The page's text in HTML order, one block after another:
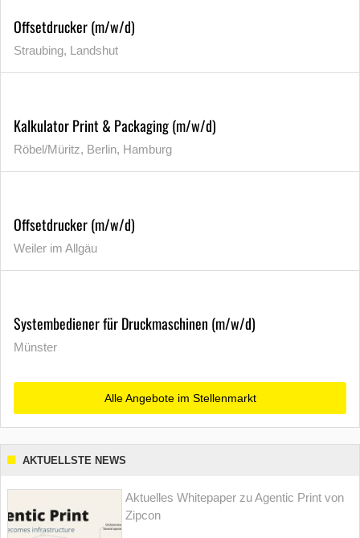
Offsetdrucker (m/w/d)
Straubing, Landshut
Kalkulator Print & Packaging (m/w/d)
Röbel/Müritz, Berlin, Hamburg
Offsetdrucker (m/w/d)
Weiler im Allgäu
Systembediener für Druckmaschinen (m/w/d)
Münster
Alle Angebote im Stellenmarkt
AKTUELLSTE NEWS
Aktuelles Whitepaper zu Agentic Print von
Zipcon